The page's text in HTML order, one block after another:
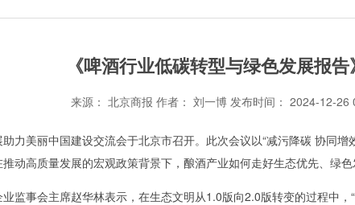
《啤酒行业低碳转型与绿色发展报
来源： 北京商报 作者： 刘一博 发布时间： 2024-12-26
力美丽中国建设交流会于北京市召开。此次会议以“减污降碳 协同
动高质量发展的宏观政策背景下，酿酒产业如何走好生态优先、绿色
监事会主席赵华林表示，在生态文明从1.0版向2.0版转变的过程中